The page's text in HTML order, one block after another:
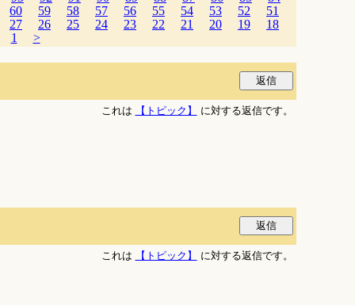
60 59 58 57 56 55 54 53 52
51
27 26 25 24 23 22 21 20 19
18
1 >
これは
【トピック】 に対する返信です。
これは
【トピック】 に対する返信です。